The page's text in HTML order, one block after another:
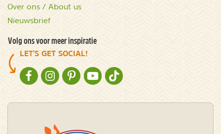
Over ons / About us
Nieuwsbrief
Volg ons voor meer inspiratie
LET'S GET SOCIAL!
NATURESCANNER OP FACEBOOK
NATURESCANNER OP INSTAGRAM
NATURESCANNER OP PINTEREST
NATURESCANNER OP YOUTUBE
NATURESCANNER OP TIKTOK